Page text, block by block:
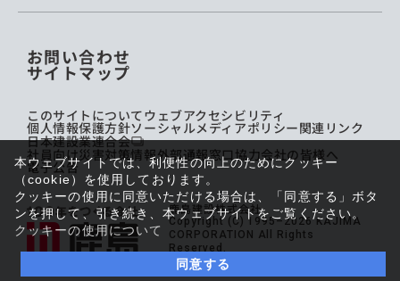
本ウェブサイトでは、利便性の向上のためにクッキー
（cookie）を使用しております。
クッキーの使用に同意いただける場合は、「同意する」ボタ
ンを押して、引き続き、本ウェブサイトをご覧ください。
クッキーの使用について
同意する
お問い合わせ
サイトマップ
このサイトについてウェブアクセシビリティ
個人情報保護方針ソーシャルメディアポリシー関連リンク
日本建設業連合会
社員向け災害対策情報外部通報窓口協力会社の皆様へ
電子公告
鹿島建設株式会社
Copyright (C) 1995–2026 KAJIMA
CORPORATION All Rights
Reserved.